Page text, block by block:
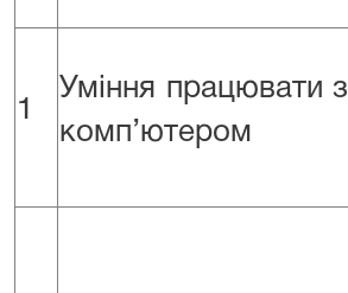
1
Уміння працювати з
комп’ютером